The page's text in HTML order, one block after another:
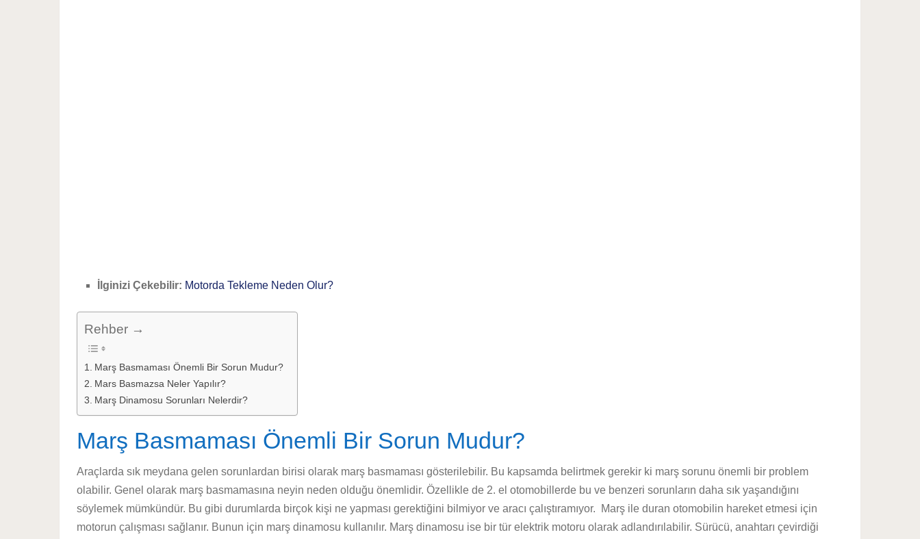
İlginizi Çekebilir: Motorda Tekleme Neden Olur?
Rehber →
Marş Basmaması Önemli Bir Sorun Mudur?
Mars Basmazsa Neler Yapılır?
Marş Dinamosu Sorunları Nelerdir?
Marş Basmaması Önemli Bir Sorun Mudur?
Araçlarda sık meydana gelen sorunlardan birisi olarak marş basmaması gösterilebilir. Bu kapsamda belirtmek gerekir ki marş sorunu önemli bir problem
olabilir. Genel olarak marş basmamasına neyin neden olduğu önemlidir. Özellikle de 2. el otomobillerde bu ve benzeri sorunların daha sık yaşandığını
söylemek mümkündür. Bu gibi durumlarda birçok kişi ne yapması gerektiğini bilmiyor ve aracı çalıştıramıyor. Marş ile duran otomobilin hareket etmesi için
motorun çalışması sağlanır. Bunun için marş dinamosu kullanılır. Marş dinamosu ise bir tür elektrik motoru olarak adlandırılabilir. Sürücü, anahtarı çevirdiği